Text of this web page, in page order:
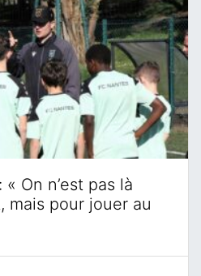
On n’est pas là
mais pour jouer au